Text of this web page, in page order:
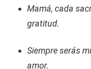
Mamá, cada
gratitud.
Siempre serás
amor.